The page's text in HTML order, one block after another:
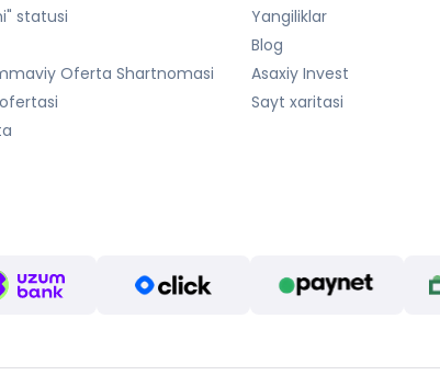
statusi
Oferta Shartnomasi
Yangiliklar
Blog
Asaxiy Invest
Sayt xaritasi